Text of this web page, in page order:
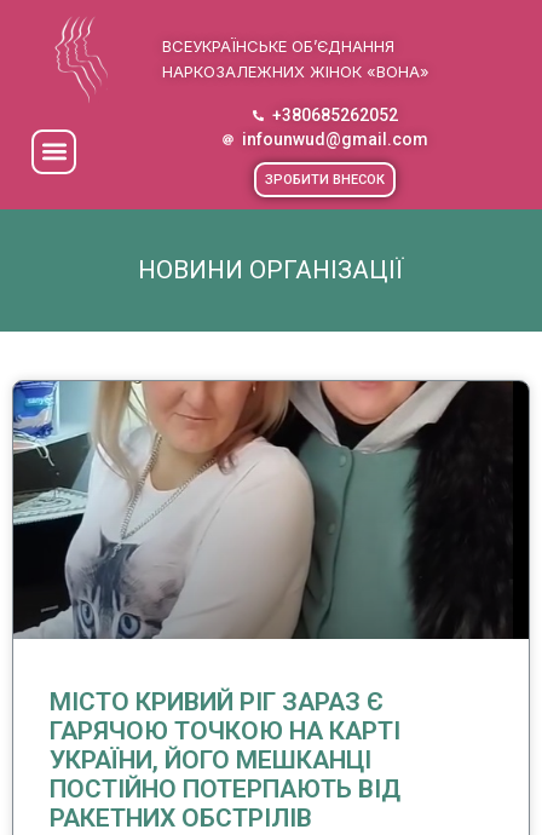
ВСЕУКРАЇНСЬКЕ ОБ’ЄДНАННЯ
НАРКОЗАЛЕЖНИХ ЖІНОК «ВОНА»
+380685262052
infounwud@gmail.com
ЗРОБИТИ ВНЕСОК
НОВИНИ ОРГАНІЗАЦІЇ
МІСТО КРИВИЙ РІГ ЗАРАЗ Є
ГАРЯЧОЮ ТОЧКОЮ НА КАРТІ
УКРАЇНИ, ЙОГО МЕШКАНЦІ
ПОСТІЙНО ПОТЕРПАЮТЬ ВІД
РАКЕТНИХ ОБСТРІЛІВ